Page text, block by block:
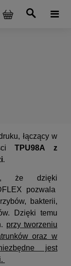
łączący w
TPU98A
z
.
że dzięki
pozwala
bakterii,
Dzięki temu
przy tworzeniu
oraz w
jest